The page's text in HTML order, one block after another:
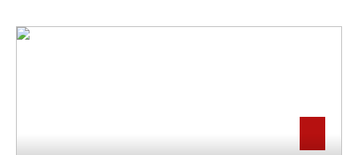
Surface min (m²)